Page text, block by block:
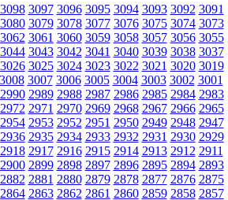
3098 3097 3096 3095 3094 3093 3092 3091
3080 3079 3078 3077 3076 3075 3074 3073
3062 3061 3060 3059 3058 3057 3056 3055
3044 3043 3042 3041 3040 3039 3038 3037
3026 3025 3024 3023 3022 3021 3020 3019
3008 3007 3006 3005 3004 3003 3002 3001
2990 2989 2988 2987 2986 2985 2984 2983
2972 2971 2970 2969 2968 2967 2966 2965
2954 2953 2952 2951 2950 2949 2948 2947
2936 2935 2934 2933 2932 2931 2930 2929
2918 2917 2916 2915 2914 2913 2912 2911
2900 2899 2898 2897 2896 2895 2894 2893
2882 2881 2880 2879 2878 2877 2876 2875
2864 2863 2862 2861 2860 2859 2858 2857